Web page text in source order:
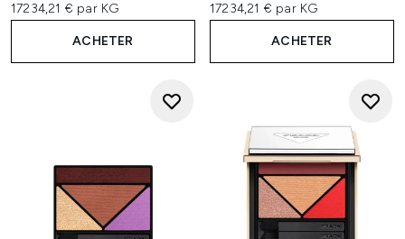
17234,21 € par KG
ACHETER
17234,21 € par KG
ACHETER